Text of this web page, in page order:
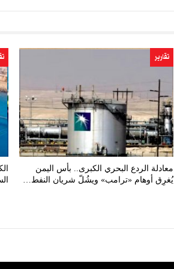
تقارير
معادلة الردع البحري الكبرى.. بأس اليمن
يُغرِق أوهام «ترامب» ويشُلّ شريان النفط…